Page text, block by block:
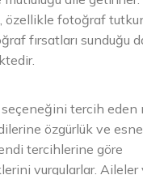
özellikle fotoğraf
fırsatları sunduğu
tercih eden
özgürlük ve
tercihlerine göre
vurgularlar. Aileler